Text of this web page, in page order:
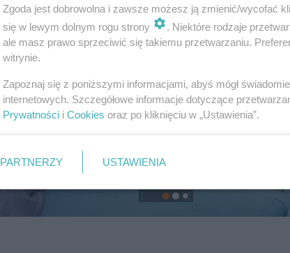
Zgoda jest dobrowolna i zawsze możesz ją zmienić/wycofać
się w lewym dolnym rogu strony
. Niektóre rodzaje
ale masz prawo sprzeciwić się takiemu przetwarzaniu.
witrynie.
Zapoznaj się z poniższymi informacjami, abyś mógł
internetowych. Szczegółowe informacje dotyczące
Prywatności i Cookies oraz po kliknięciu w „Ustawienia”.
PARTNERZY USTAWIENIA